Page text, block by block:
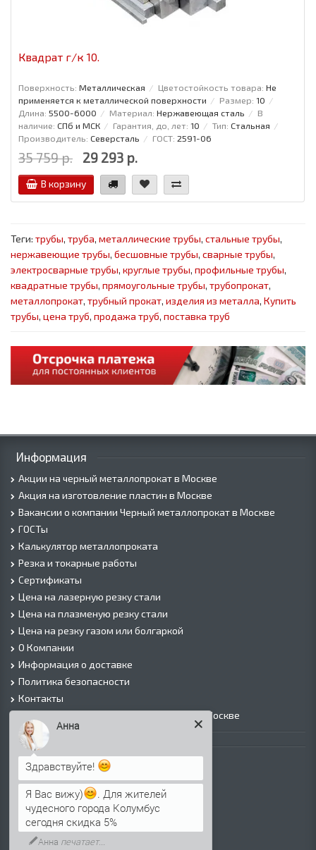
Квадрат г/к 10.
Поверхность: Металлическая Цветостойкость товара: Не
применяется к металлической поверхности
Размер: 10
Длина: 5500-6000 Материал: Нержавеющая сталь
В
наличие: СПб и МСК Гарантия, до, лет: 10 Тип: Стальная
Производитель: Северсталь ГОСТ: 2591-06
35 759 р. 29 293 р.
В корзину
Теги: трубы, труба, металлические трубы, стальные трубы,
нержавеющие трубы, бесшовные трубы, сварные трубы,
электросварные трубы, круглые трубы, профильные трубы,
квадратные трубы, прямоугольные трубы, трубопрокат,
металлопрокат, трубный прокат, изделия из металла, Купить
трубы, цена труб, продажа труб, поставка труб
Информация
Акции на черный металлопрокат в Москве
Акция на изготовление пластин в Москве
Вакансии о компании Черный металлопрокат в Москве
ГОСТы
Калькулятор металлопроката
Резка и токарные работы
Сертификаты
Цена на лазерную резку стали
Цена на плазменую резку стали
Цена на резку газом или болгаркой
О Компании
Информация о доставке
Политика безопасности
Контакты
Прайс лист на черный металлопрокат в Москве
Листовой прокат
Лист г/к
Лист х/к
Просечно-вытяжной лист (ПВЛ)
Лист рифленый
Лист оцинкованный
Анна
Здравствуйте!
Я Вас вижу)
. Для жителей
чудесного города Колумбус
сегодня скидка 5%
Анна печатает...